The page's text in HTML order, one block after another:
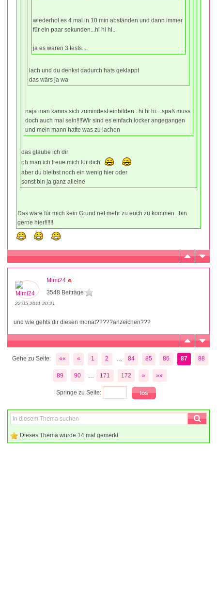
wiederhol es 4 mal in 10 min abständen und dann immer
für ein paar sekunden...hi hi hi...
ja es waren 3 tests....
lach und du denkst dadurch hats geklappt
das wärs ja wa
naja man kanns sich zumindest einbilden...hi hi hi....spaß muss
doch auch mal sein!!!!Wir sind es einfach locker angegangen
und mein mann hatte was zu lachen
das glaube ich dir
oh man ich freue mich für dich
aber du bleibst noch ein wenig hier oder
sonst bin ja ganz alleine
Das wäre für mich kein Grund net mehr zu euch zu kommen...bin
gerne hier!!!!!!
Mimi24
3548 Beiträge
22.05.2011 20:21
und wie gehts dir diesen monat?????anzeichen???
Gehe zu Seite: «« « 1 2 84 85 86 87 88
89 90 171 172 » »»
Springe zu Seite:
Dieses Thema wurde 14 mal gemerkt